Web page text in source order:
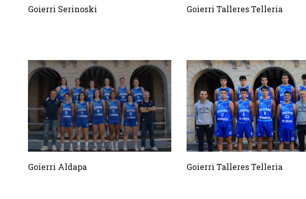
Goierri Serinoski Goierri Talleres Telleria
Goierri Aldapa Goierri Talleres Telleria